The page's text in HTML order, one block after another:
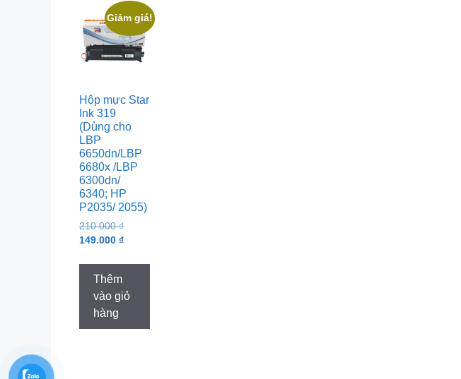
Giảm giá!
Hộp mực Star
Ink 319
(Dùng cho
LBP
6650dn/LBP
6680x /LBP
6300dn/
6340; HP
P2035/ 2055)
210.000₫Original
price
149.000 ₫Current
Thêm
vào giỏ
hàng